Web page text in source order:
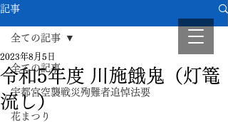
記事
全ての記事
宇都宮空襲戦災殉難者追悼法要
花まつり
全ての記事
令和5年度 川施餓鬼（灯篭
流し）
2023年8月5日